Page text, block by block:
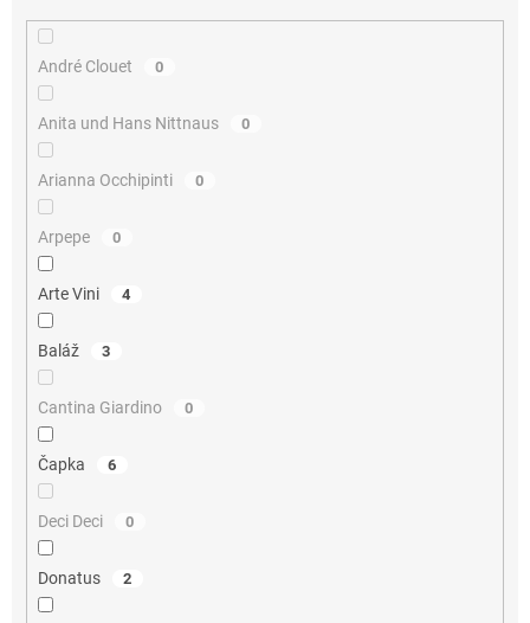
André Clouet 0
Anita und Hans Nittnaus 0
Arianna Occhipinti 0
Arpepe 0
Arte Vini 4
Baláž 3
Cantina Giardino 0
Čapka 6
Deci Deci 0
Donatus 2